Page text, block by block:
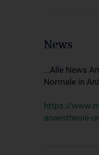
News
...Alle News
Normale in
https://
anaesthesie-